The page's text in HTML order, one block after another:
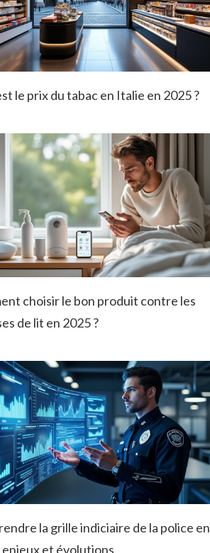
le prix du tabac en Italie en 2025 ?
choisir le bon produit contre les
de lit en 2025 ?
la grille indiciaire de la police en
enjeux et évolutions